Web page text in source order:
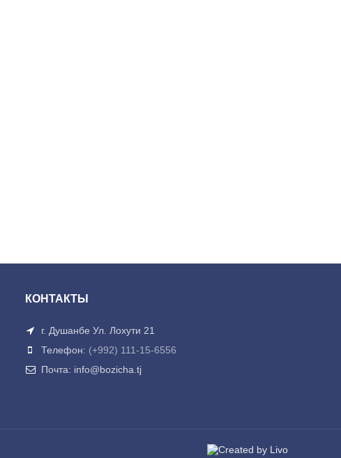
КОНТАКТЫ
г. Душанбе Ул. Лохути 21
Телефон: (+992) 111-15-6556
Почта: info@bozicha.tj